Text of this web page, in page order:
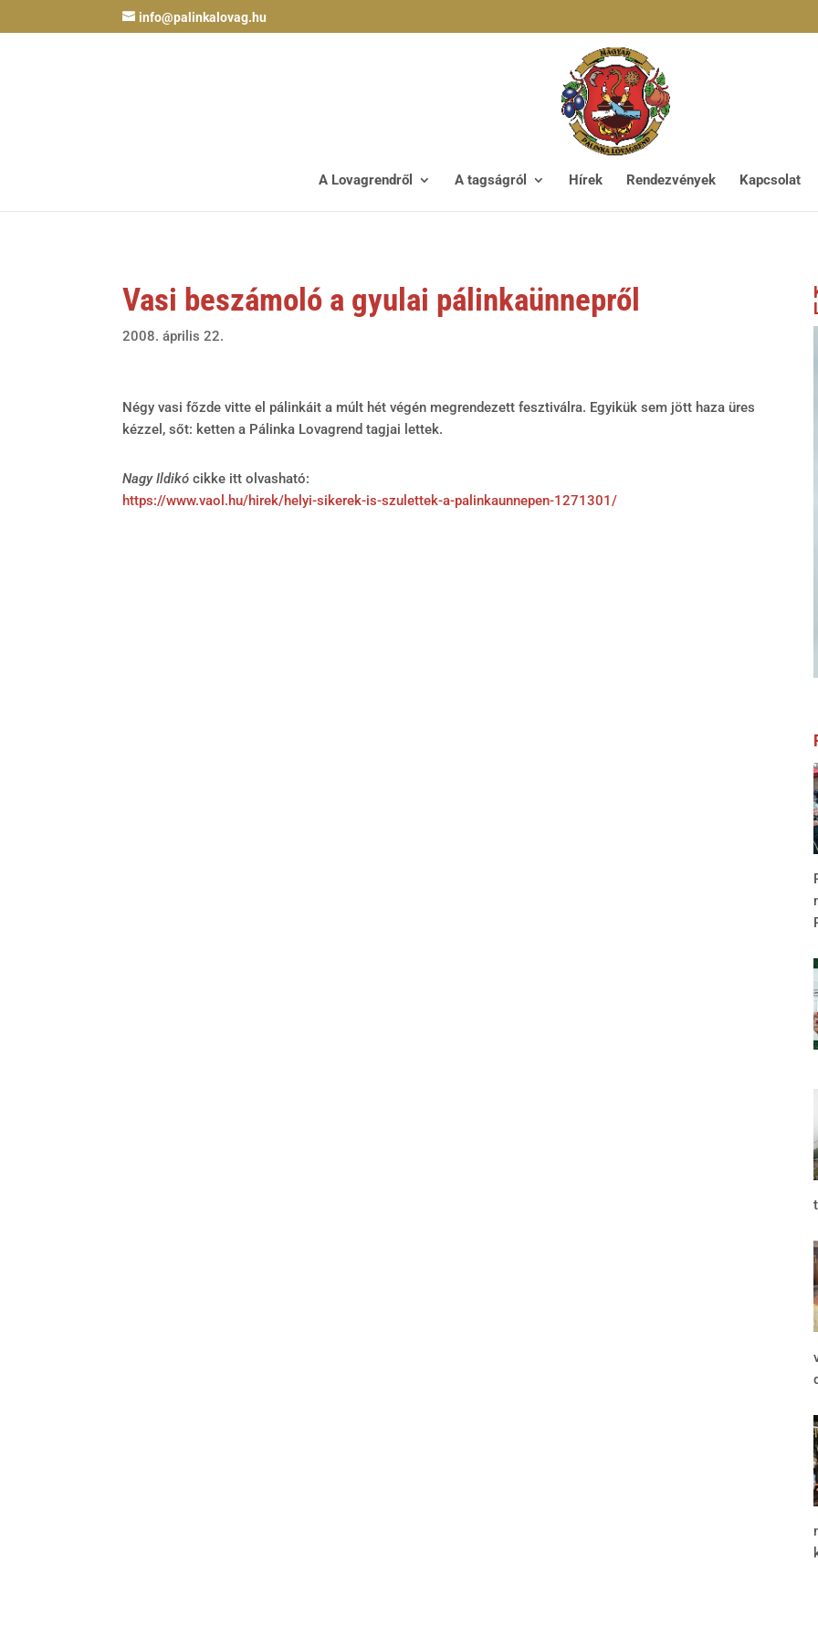
info@palinkalovag.hu
A Lovagrendről A tagságról Hírek Rendezvények Kapcsolat
Vasi beszámoló a gyulai pálinkaünnepről
2008. április 22.
Négy vasi főzde vitte el pálinkáit a múlt hét végén megrendezett fesztiválra. Egyikük sem jött haza üres
kézzel, sőt: ketten a Pálinka Lovagrend tagjai lettek.
Nagy Ildikó cikke itt olvasható:
https://www.vaol.hu/hirek/helyi-sikerek-is-szulettek-a-palinkaunnepen-1271301/